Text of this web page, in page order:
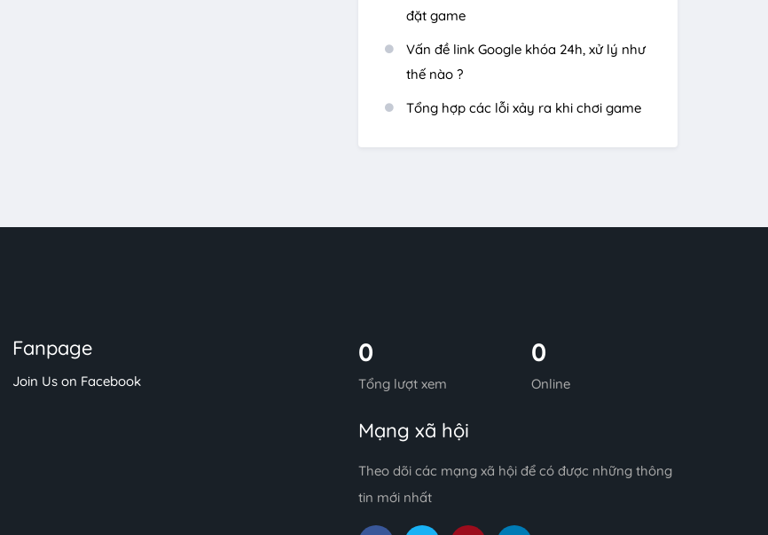
đặt game
Vấn đề link Google khóa 24h, xử lý như
thế nào ?
Tổng hợp các lỗi xảy ra khi chơi game
Fanpage
Join Us on Facebook
0
Tổng lượt xem
0
Online
Mạng xã hội
Theo dõi các mạng xã hội để có được những thông
tin mới nhất